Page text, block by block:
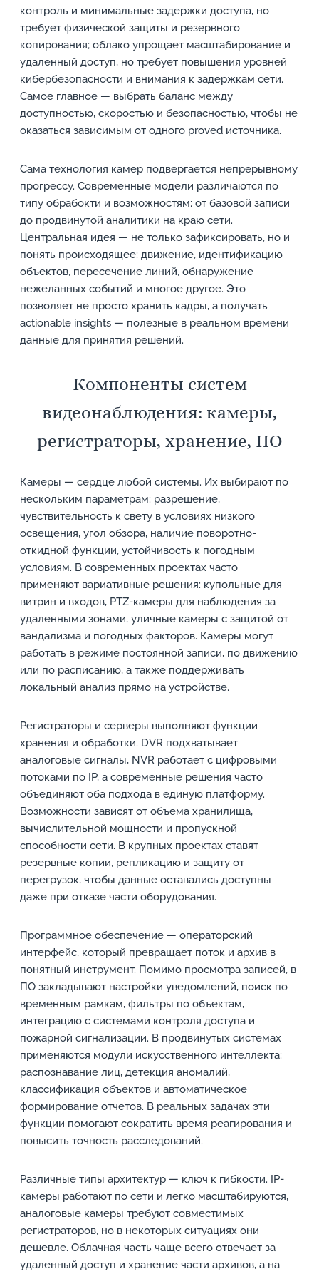
контроль и минимальные задержки доступа, но
требует физической защиты и резервного
копирования; облако упрощает масштабирование и
удаленный доступ, но требует повышения уровней
кибербезопасности и внимания к задержкам сети.
Самое главное — выбрать баланс между
доступностью, скоростью и безопасностью, чтобы не
оказаться зависимым от одного proved источника.
Сама технология камер подвергается непрерывному
прогрессу. Современные модели различаются по
типу обрабокти и возможностям: от базовой записи
до продвинутой аналитики на краю сети.
Центральная идея — не только зафиксировать, но и
понять происходящее: движение, идентификацию
объектов, пересечение линий, обнаружение
нежеланных событий и многое другое. Это
позволяет не просто хранить кадры, а получать
actionable insights — полезные в реальном времени
данные для принятия решений.
Компоненты систем
видеонаблюдения: камеры,
регистраторы, хранение, ПО
Камеры — сердце любой системы. Их выбирают по
нескольким параметрам: разрешение,
чувствительность к свету в условиях низкого
освещения, угол обзора, наличие поворотно-
откидной функции, устойчивость к погодным
условиям. В современных проектах часто
применяют вариативные решения: купольные для
витрин и входов, PTZ-камеры для наблюдения за
удаленными зонами, уличные камеры с защитой от
вандализма и погодных факторов. Камеры могут
работать в режиме постоянной записи, по движению
или по расписанию, а также поддерживать
локальный анализ прямо на устройстве.
Регистраторы и серверы выполняют функции
хранения и обработки. DVR подхватывает
аналоговые сигналы, NVR работает с цифровыми
потоками по IP, а современные решения часто
объединяют оба подхода в единую платформу.
Возможности зависят от объема хранилища,
вычислительной мощности и пропускной
способности сети. В крупных проектах ставят
резервные копии, репликацию и защиту от
перегрузок, чтобы данные оставались доступны
даже при отказе части оборудования.
Программное обеспечение — операторский
интерфейс, который превращает поток и архив в
понятный инструмент. Помимо просмотра записей, в
ПО закладывают настройки уведомлений, поиск по
временным рамкам, фильтры по объектам,
интеграцию с системами контроля доступа и
пожарной сигнализации. В продвинутых системах
применяются модули искусственного интеллекта:
распознавание лиц, детекция аномалий,
классификация объектов и автоматическое
формирование отчетов. В реальных задачах эти
функции помогают сократить время реагирования и
повысить точность расследований.
Различные типы архитектур — ключ к гибкости. IP-
камеры работают по сети и легко масштабируются,
аналоговые камеры требуют совместимых
регистраторов, но в некоторых ситуациях они
дешевле. Облачная часть чаще всего отвечает за
удаленный доступ и хранение части архивов, а на